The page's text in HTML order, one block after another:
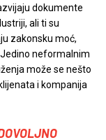
dokumente
ali ti su
zakonsku moć,
neformalnim
može se nešto
i kompanija